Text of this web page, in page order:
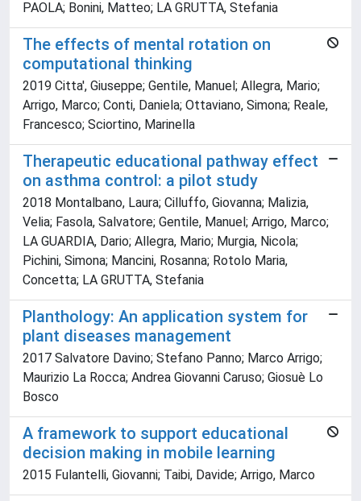
PAOLA; Bonini, Matteo; LA GRUTTA, Stefania
The effects of mental rotation on
computational thinking
2019 Citta', Giuseppe; Gentile, Manuel; Allegra, Mario;
Arrigo, Marco; Conti, Daniela; Ottaviano, Simona; Reale,
Francesco; Sciortino, Marinella
Therapeutic educational pathway effect
on asthma control: a pilot study
2018 Montalbano, Laura; Cilluffo, Giovanna; Malizia,
Velia; Fasola, Salvatore; Gentile, Manuel; Arrigo, Marco;
LA GUARDIA, Dario; Allegra, Mario; Murgia, Nicola;
Pichini, Simona; Mancini, Rosanna; Rotolo Maria,
Concetta; LA GRUTTA, Stefania
Planthology: An application system for
plant diseases management
2017 Salvatore Davino; Stefano Panno; Marco Arrigo;
Maurizio La Rocca; Andrea Giovanni Caruso; Giosuè Lo
Bosco
A framework to support educational
decision making in mobile learning
2015 Fulantelli, Giovanni; Taibi, Davide; Arrigo, Marco